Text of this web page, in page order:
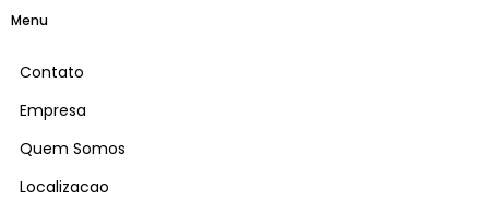
Menu
Contato
Empresa
Quem Somos
Localizacao